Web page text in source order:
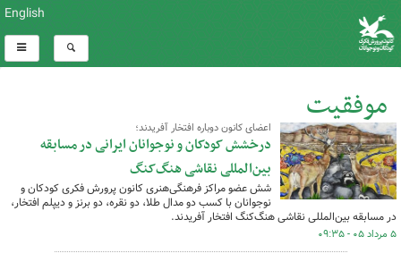
English
موفقیت
کل اخبار:93
اعضای کانون دوباره افتخار آفریدند؛
درخشش کودکان و نوجوانان ایرانی در مسابقه
بین‌المللی نقاشی هنگ‌کنگ
شش عضو مراکز فرهنگی‌هنری کانون پرورش فکری کودکان و
نوجوانان با کسب دو مدال طلا، دو نقره، دو برنز و دیپلم افتخار،
در مسابقه بین‌المللی نقاشی هنگ‌کنگ افتخار آفریدند.
۵ مرداد ۰۵ - ۰۹:۳۵